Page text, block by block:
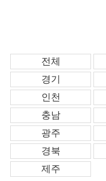
전체
경기
인천
충남
광주
경북
제주